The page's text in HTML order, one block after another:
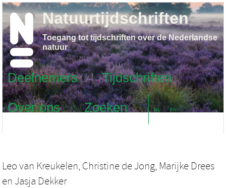
Deelnemers
Tijdschriften
Over ons
Zoeken NL EN
Natuurtijdschriften
Toegang tot tijdschriften over de Nederlandse
natuur
Leo van Kreukelen, Christine de Jong, Marijke Drees
en Jasja Dekker